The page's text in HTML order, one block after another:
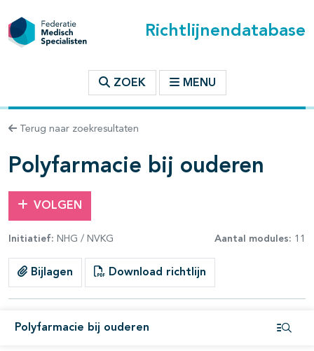
Richtlijnendatabase
ZOEK MENU
Terug naar zoekresultaten
Polyfarmacie bij ouderen
VOLGEN
Initiatief: NHG / NVKG Aantal modules: 11
Bijlagen Download richtlijn
Polyfarmacie bij ouderen
binnen deze richtlijn
open- en dichtklappen
open- en dichtklappen